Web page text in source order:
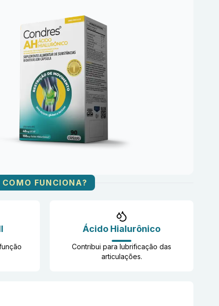
COMO FUNCIONA?
Ácido Hialurônico
Contribui para lubrificação das
articulações​.